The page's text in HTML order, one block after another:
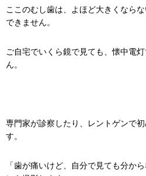
ここのむし歯は、よほど大きくなら
できません。
ご自宅でいくら鏡で見ても、懐中電
ん。
専門家が診察したり、レントゲンで
す。
「歯が痛いけど、自分で見ても分か